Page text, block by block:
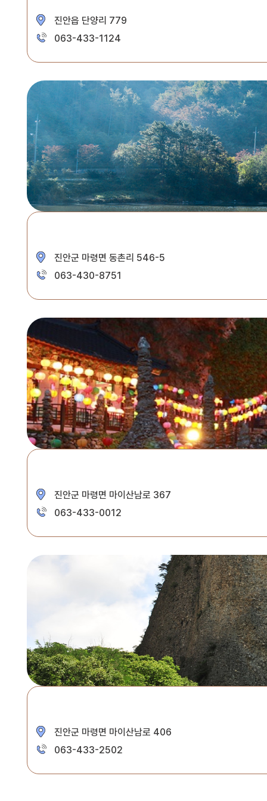
진안읍 단양리 779
063-433-1124
진안군 마령면 동촌리 546-5
063-430-8751
진안군 마령면 마이산남로 367
063-433-0012
진안군 마령면 마이산남로 406
063-433-2502